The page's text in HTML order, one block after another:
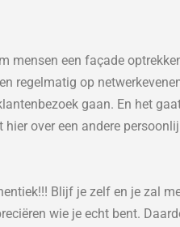
mensen een façade
regelmatig op
gaan. En het
over een andere
Blijf je zelf en je zal
wie je echt bent.